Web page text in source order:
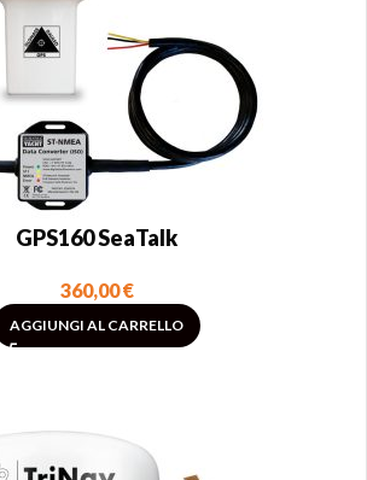
GPS160 SeaTalk
360,00€
AGGIUNGI AL CARRELLO